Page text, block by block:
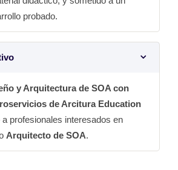
probado.
y Arquitectura de SOA con
de Arcitura Education
a profesionales interesados en
Arquitecto de SOA.